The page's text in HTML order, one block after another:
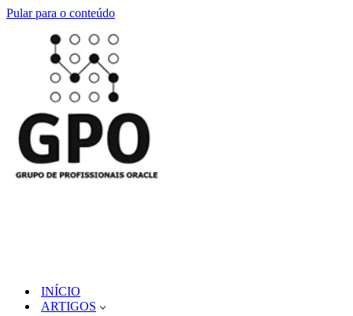
Pular para o conteúdo
INÍCIO
ARTIGOS